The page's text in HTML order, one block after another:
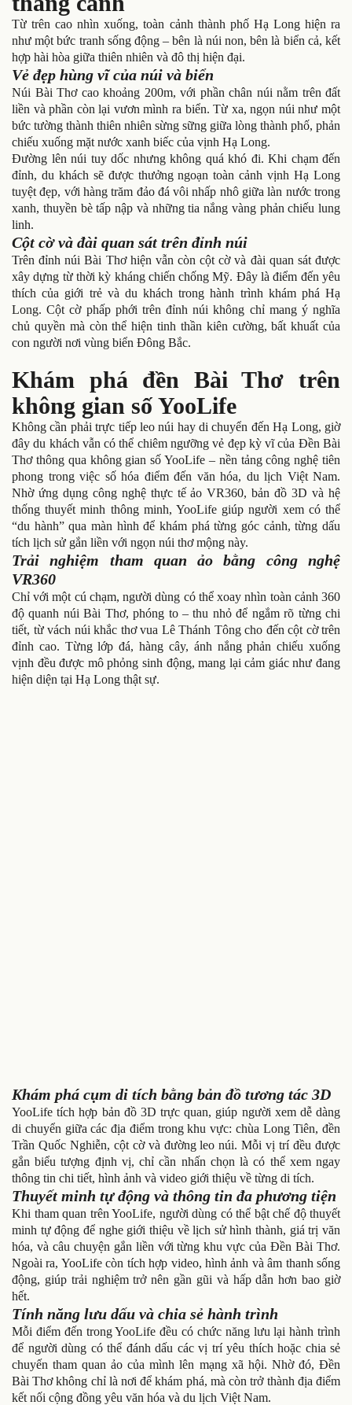
Từ trên cao nhìn xuống, toàn cảnh thành phố Hạ Long hiện ra
như một bức tranh sống động – bên là núi non, bên là biển cả, kết
hợp hài hòa giữa thiên nhiên và đô thị hiện đại.
Vẻ đẹp hùng vĩ của núi và biển
Núi Bài Thơ cao khoảng 200m, với phần chân núi nằm trên đất
liền và phần còn lại vươn mình ra biển. Từ xa, ngọn núi như một
bức tường thành thiên nhiên sừng sững giữa lòng thành phố, phản
chiếu xuống mặt nước xanh biếc của vịnh Hạ Long.
Đường lên núi tuy dốc nhưng không quá khó đi. Khi chạm đến
đỉnh, du khách sẽ được thưởng ngoạn toàn cảnh vịnh Hạ Long
tuyệt đẹp, với hàng trăm đảo đá vôi nhấp nhô giữa làn nước trong
xanh, thuyền bè tấp nập và những tia nắng vàng phản chiếu lung
linh.
Cột cờ và đài quan sát trên đỉnh núi
Trên đỉnh núi Bài Thơ hiện vẫn còn cột cờ và đài quan sát được
xây dựng từ thời kỳ kháng chiến chống Mỹ. Đây là điểm đến yêu
thích của giới trẻ và du khách trong hành trình khám phá Hạ
Long. Cột cờ phấp phới trên đỉnh núi không chỉ mang ý nghĩa
chủ quyền mà còn thể hiện tinh thần kiên cường, bất khuất của
con người nơi vùng biển Đông Bắc.
Khám phá đền Bài Thơ trên
không gian số YooLife
Không cần phải trực tiếp leo núi hay di chuyển đến Hạ Long, giờ
đây du khách vẫn có thể chiêm ngưỡng vẻ đẹp kỳ vĩ của Đền Bài
Thơ thông qua không gian số YooLife – nền tảng công nghệ tiên
phong trong việc số hóa điểm đến văn hóa, du lịch Việt Nam.
Nhờ ứng dụng công nghệ thực tế ảo VR360, bản đồ 3D và hệ
thống thuyết minh thông minh, YooLife giúp người xem có thể
“du hành” qua màn hình để khám phá từng góc cảnh, từng dấu
tích lịch sử gắn liền với ngọn núi thơ mộng này.
Trải nghiệm tham quan ảo bằng công nghệ
VR360
Chỉ với một cú chạm, người dùng có thể xoay nhìn toàn cảnh 360
độ quanh núi Bài Thơ, phóng to – thu nhỏ để ngắm rõ từng chi
tiết, từ vách núi khắc thơ vua Lê Thánh Tông cho đến cột cờ trên
đỉnh cao. Từng lớp đá, hàng cây, ánh nắng phản chiếu xuống
vịnh đều được mô phỏng sinh động, mang lại cảm giác như đang
hiện diện tại Hạ Long thật sự.
Khám phá cụm di tích bằng bản đồ tương tác 3D
YooLife tích hợp bản đồ 3D trực quan, giúp người xem dễ dàng
di chuyển giữa các địa điểm trong khu vực: chùa Long Tiên, đền
Trần Quốc Nghiễn, cột cờ và đường leo núi. Mỗi vị trí đều được
gắn biểu tượng định vị, chỉ cần nhấn chọn là có thể xem ngay
thông tin chi tiết, hình ảnh và video giới thiệu về từng di tích.
Thuyết minh tự động và thông tin đa phương tiện
Khi tham quan trên YooLife, người dùng có thể bật chế độ thuyết
minh tự động để nghe giới thiệu về lịch sử hình thành, giá trị văn
hóa, và câu chuyện gắn liền với từng khu vực của Đền Bài Thơ.
Ngoài ra, YooLife còn tích hợp video, hình ảnh và âm thanh sống
động, giúp trải nghiệm trở nên gần gũi và hấp dẫn hơn bao giờ
hết.
Tính năng lưu dấu và chia sẻ hành trình
Mỗi điểm đến trong YooLife đều có chức năng lưu lại hành trình
để người dùng có thể đánh dấu các vị trí yêu thích hoặc chia sẻ
chuyến tham quan ảo của mình lên mạng xã hội. Nhờ đó, Đền
Bài Thơ không chỉ là nơi để khám phá, mà còn trở thành địa điểm
kết nối cộng đồng yêu văn hóa và du lịch Việt Nam.